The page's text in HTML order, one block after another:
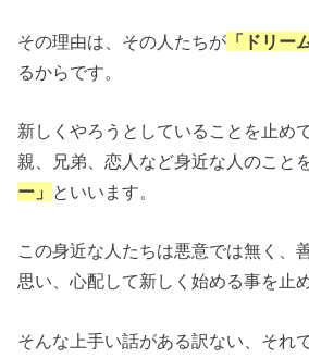
その理由は、その人たちが 「ドリー
るからです。
新しくやろうとしていることを止め
親、兄弟、恋人など身近な人のこと
ー」 といいます。
この身近な人たちは悪意では無く、
思い、心配して新しく始める事を止
そんな上手い話がある訳ない、それ